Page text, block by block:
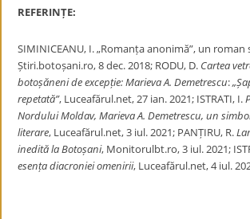
REFERINȚE:
SIMINICEANU, I. „Romanța anonimă”, un roman
Știri.botoșani.ro, 8 dec. 2018; RODU, D. Cartea
botoșăneni de excepție: Marieva A. Demetrescu:
repetată”, Luceafărul.net, 27 ian. 2021; ISTRATI, I.
Nordului Moldav, Marieva A. Demetrescu, un
literare, Luceafărul.net, 3 iul. 2021; PANȚIRU, R.
inedită la Botoșani, Monitorulbt.ro, 3 iul. 2021;
esența diacroniei omenirii, Luceafărul.net, 4 iul.